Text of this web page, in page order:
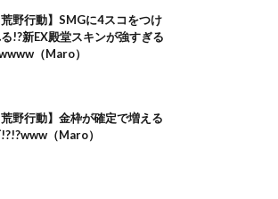
荒野行動】SMGに4スコをつけ
!?新EX殿堂スキンが強すぎる
（Maro）
荒野行動】金枠が確定で増える
（Maro）